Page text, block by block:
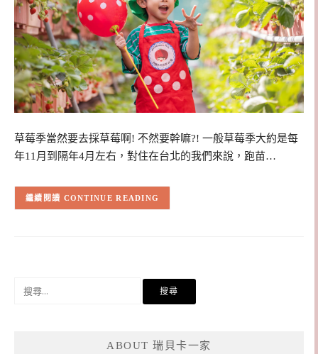
草莓季當然要去採草莓啊! 不然要幹嘛?! 一般草莓季大約是每
年11月到隔年4月左右，對住在台北的我們來說，跑苗…
CONTINUE READING
ABOUT 瑞貝卡一家